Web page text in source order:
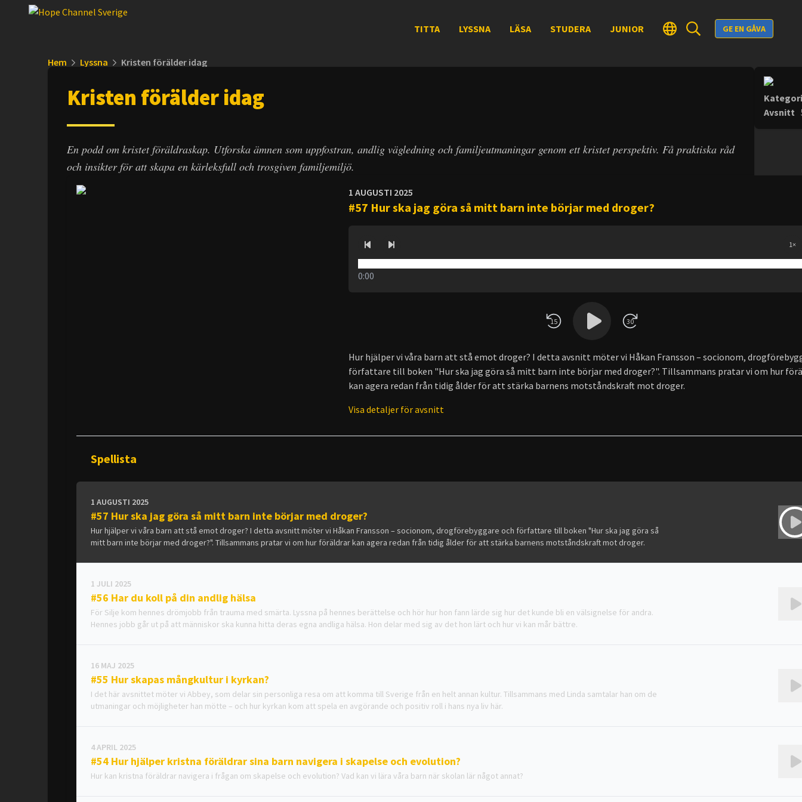
TITTA LYSSNA LÄSA STUDERA JUNIOR GE EN GÅVA
Hem Lyssna Kristen förälder idag
Kristen förälder idag
En podd om kristet föräldraskap. Utforska ämnen som uppfostran, andlig vägledning och familjeutmaningar genom ett kristet perspektiv. Få praktiska råd
och insikter för att skapa en kärleksfull och trosgiven familjemiljö.
1 AUGUSTI 2025
#57 Hur ska jag göra så mitt barn inte börjar med droger?
1×
0:00
15 30
Hur hjälper vi våra barn att stå emot droger? I detta avsnitt möter vi Håkan Fransson – socionom,
författare till boken "Hur ska jag göra så mitt barn inte börjar med droger?". Tillsammans pratar vi om hur
kan agera redan från tidig ålder för att stärka barnens motståndskraft mot droger.
Visa detaljer för avsnitt
Spellista
1 AUGUSTI 2025
#57 Hur ska jag göra så mitt barn inte börjar med droger?
Hur hjälper vi våra barn att stå emot droger? I detta avsnitt möter vi Håkan Fransson – socionom, drogförebyggare och författare till boken "Hur ska jag göra så
mitt barn inte börjar med droger?". Tillsammans pratar vi om hur föräldrar kan agera redan från tidig ålder för att stärka barnens motståndskraft mot droger.
1 JULI 2025
#56 Har du koll på din andlig hälsa
För Silje kom hennes drömjobb från trauma med smärta. Lyssna på hennes berättelse och hör hur hon fann lärde sig hur det kunde bli en välsignelse för andra.
Hennes jobb går ut på att människor ska kunna hitta deras egna andliga hälsa. Hon delar med sig av det hon lärt och hur vi kan mår bättre.
16 MAJ 2025
#55 Hur skapas mångkultur i kyrkan?
I det här avsnittet möter vi Abbey, som delar sin personliga resa om att komma till Sverige från en helt annan kultur. Tillsammans med Linda samtalar han om de
utmaningar och möjligheter han mötte – och hur kyrkan kom att spela en avgörande och positiv roll i hans nya liv här.
4 APRIL 2025
#54 Hur hjälper kristna föräldrar sina barn navigera i skapelse och evolution?
Hur kan kristna föräldrar navigera i frågan om skapelse och evolution? Vad kan vi lära våra barn när skolan lär något annat?
Avsnitt